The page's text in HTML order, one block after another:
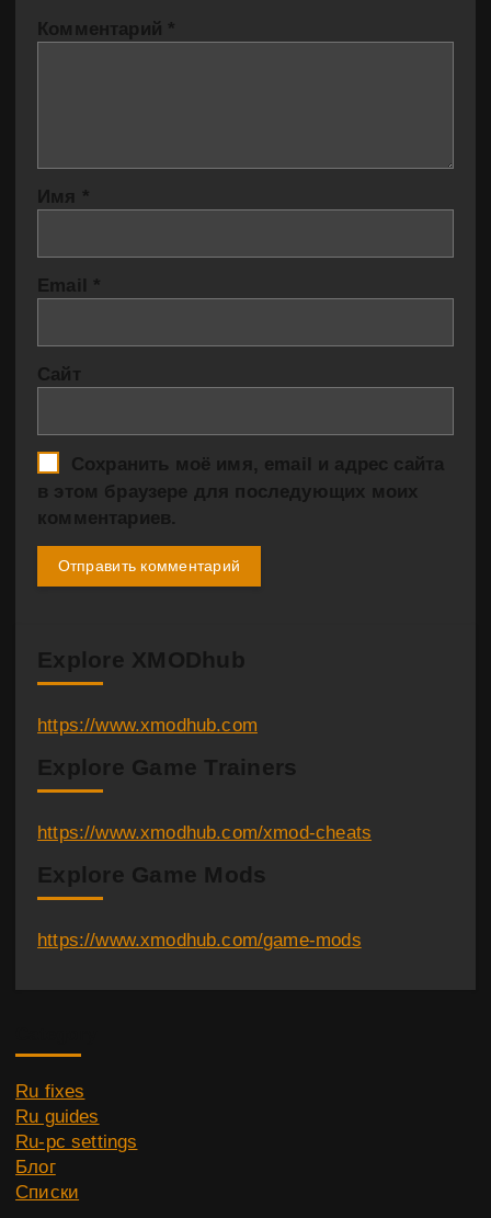
Комментарий *
Имя *
Email *
Сайт
Сохранить моё имя, email и адрес сайта
в этом браузере для последующих моих
комментариев.
Explore XMODhub
https://www.xmodhub.com
Explore Game Trainers
https://www.xmodhub.com/xmod-cheats
Explore Game Mods
https://www.xmodhub.com/game-mods
Ru fixes
Ru guides
Ru-pc settings
Блог
Списки